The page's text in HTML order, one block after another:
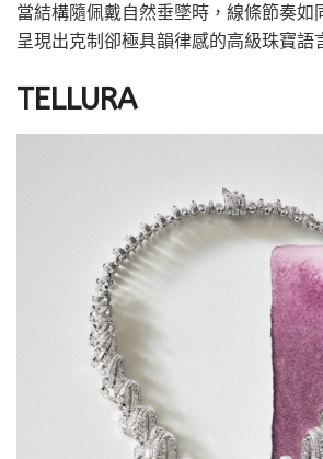
當結構隨佩戴自然垂墜時，線條節奏如
呈現出克制卻極具韻律感的高級珠寶語
TELLURA